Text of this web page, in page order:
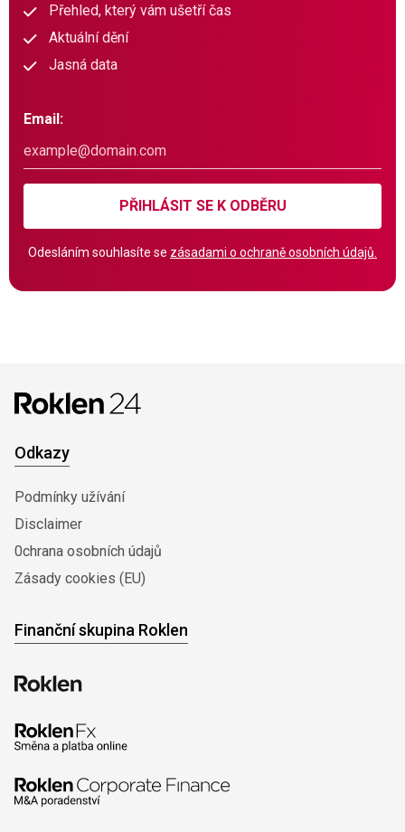
Přehled, který vám ušetří čas
Aktuální dění
Jasná data
Email:
PŘIHLÁSIT SE K ODBĚRU
Odesláním souhlasíte se zásadami o ochraně osobních údajů.
Odkazy
Podmínky užívání
Disclaimer
0chrana osobních údajů
Zásady cookies (EU)
Finanční skupina Roklen